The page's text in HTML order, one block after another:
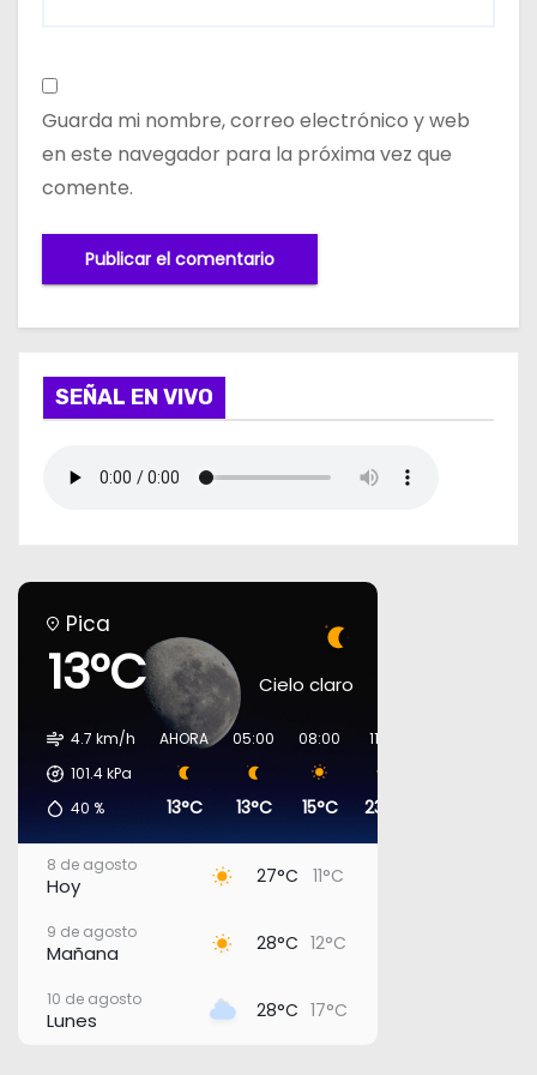
Guarda mi nombre, correo electrónico y web
en este navegador para la próxima vez que
comente.
SEÑAL EN VIVO
Pica
13°C Cielo claro
4.7 km/h
101.4kPa
40 %
AHORA
13°C
05:00
13°C
08:00
15°C
11:00
23°C
8 de agosto
Hoy 27°C 11°C
9 de agosto
Mañana 28°C 12°C
10 de agosto
Lunes 28°C 17°C